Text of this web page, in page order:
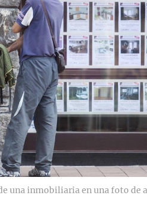
una inmobiliaria en una foto de